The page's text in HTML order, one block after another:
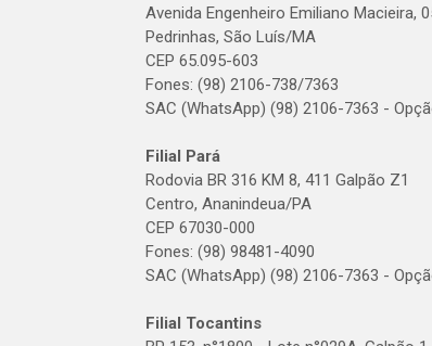
Avenida Engenheiro Emiliano Macieira,
Pedrinhas, São Luís/MA
CEP 65.095-603
Fones: (98) 2106-738/7363
SAC (WhatsApp) (98) 2106-7363 -
Filial Pará
Rodovia BR 316 KM 8, 411 Galpão Z1
Centro, Ananindeua/PA
CEP 67030-000
Fones: (98) 98481-4090
SAC (WhatsApp) (98) 2106-7363 -
Filial Tocantins